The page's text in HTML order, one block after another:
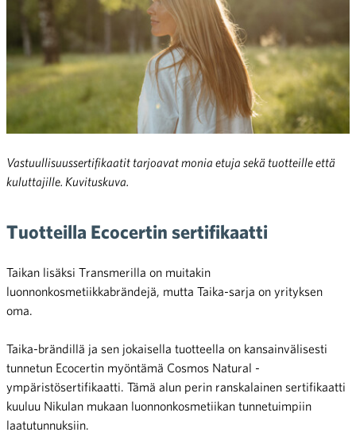
Vastuullisuussertifikaatit tarjoavat monia etuja sekä tuotteille että
kuluttajille. Kuvituskuva.
Tuotteilla Ecocertin sertifikaatti
Taikan lisäksi Transmerilla on muitakin
luonnonkosmetiikkabrändejä, mutta Taika-sarja on yrityksen
oma.
Taika-brändillä ja sen jokaisella tuotteella on kansainvälisesti
tunnetun Ecocertin myöntämä Cosmos Natural -
ympäristösertifikaatti. Tämä alun perin ranskalainen sertifikaatti
kuuluu Nikulan mukaan luonnonkosmetiikan tunnetuimpiin
laatutunnuksiin.